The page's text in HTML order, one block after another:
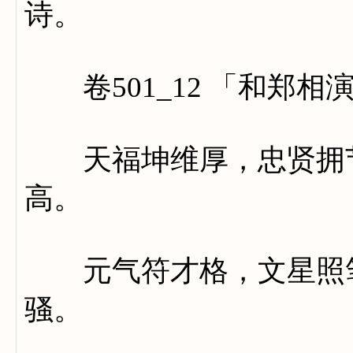
诗。
卷501_12 「和郑相演
天福坤维厚，忠贤拥
高。
元气符才格，文星照
骚。